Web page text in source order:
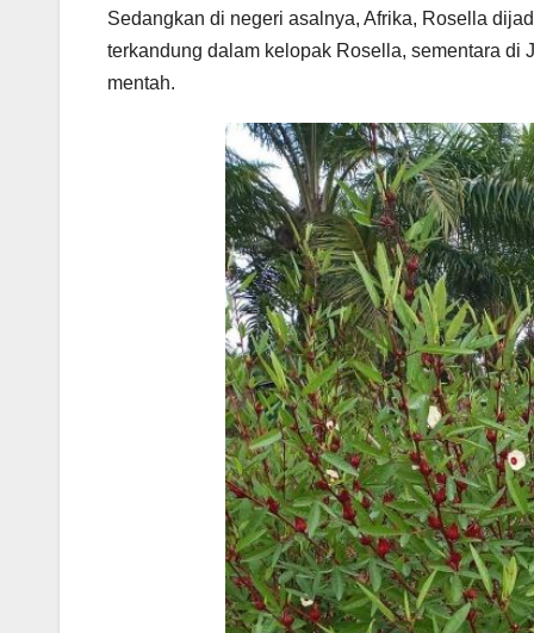
Sedangkan di negeri asalnya, Afrika, Rosella
terkandung dalam kelopak Rosella, sementara
mentah.